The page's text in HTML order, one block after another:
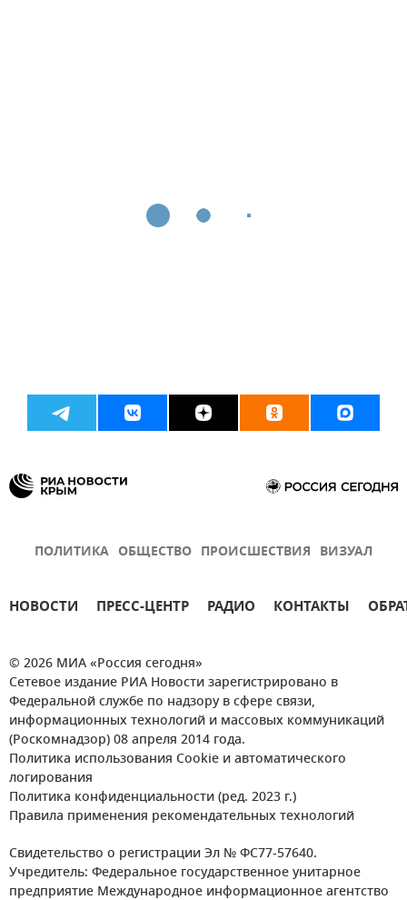
ПОЛИТИКА ОБЩЕСТВО ПРОИСШЕСТВИЯ ВИЗУАЛ
НОВОСТИ ПРЕСС-ЦЕНТР РАДИО КОНТАКТЫ
© 2026 МИА «Россия сегодня»
Сетевое издание РИА Новости зарегистрировано в
Федеральной службе по надзору в сфере связи,
информационных технологий и массовых коммуникаций
(Роскомнадзор) 08 апреля 2014 года.
Политика использования Cookie и автоматического
логирования
Политика конфиденциальности (ред. 2023 г.)
Правила применения рекомендательных технологий
Свидетельство о регистрации Эл № ФС77-57640.
Учредитель: Федеральное государственное унитарное
предприятие Международное информационное агентство